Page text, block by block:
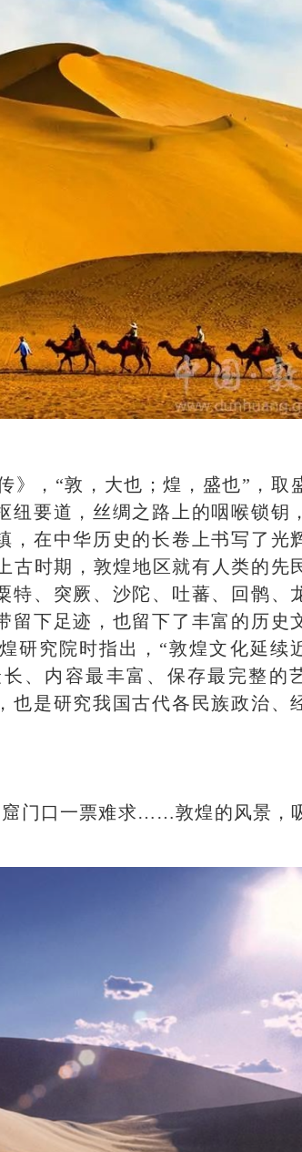
》，“敦，大也；煌，盛也”，取
纽要道，丝绸之路上的咽喉锁钥
，在中华历史的长卷上书写了光
古时期，敦煌地区就有人类的先
、突厥、沙陀、吐蕃、回鹘、
留下足迹，也留下了丰富的历史
研究院时指出，“敦煌文化延续
、内容最丰富、保存最完整的
是研究我国古代各民族政治、
窟门口一票难求……敦煌的风景，